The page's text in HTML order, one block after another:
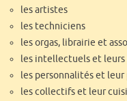
les artistes
les techniciens
les orgas, librairie et
les intellectuels et leurs
les personnalités et leur
les collectifs et leur